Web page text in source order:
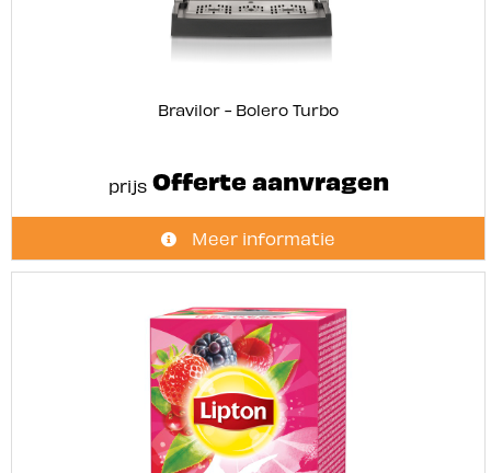
Bravilor - Bolero Turbo
prijsOfferte aanvragen
Meer informatie